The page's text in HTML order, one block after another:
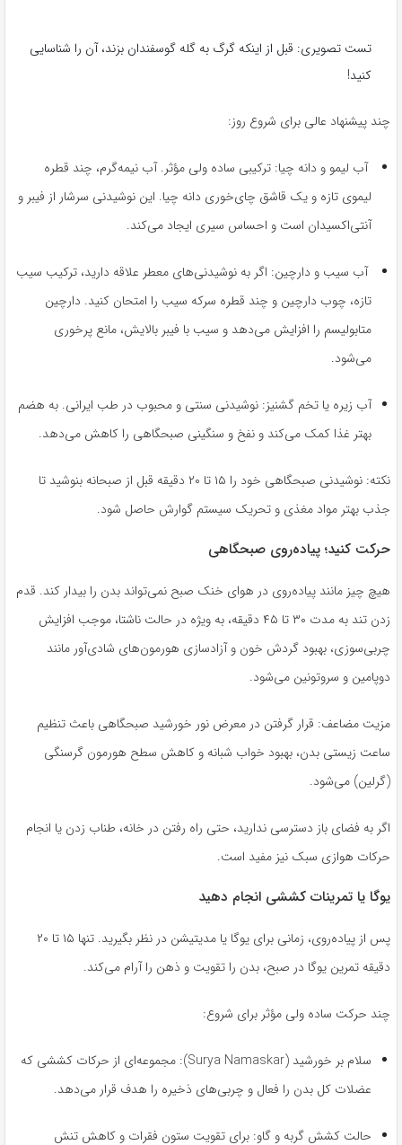
تست تصویری: قبل از اینکه گرگ به گله گوسفندان بزند، آن را شناسایی
کنید!
چند پیشنهاد عالی برای شروع روز:
آب لیمو و دانه چیا: ترکیبی ساده ولی مؤثر. آب نیمه‌گرم، چند قطره
لیموی تازه و یک قاشق چای‌خوری دانه چیا. این نوشیدنی سرشار از فیبر و
آنتی‌اکسیدان است و احساس سیری ایجاد می‌کند.
آب سیب و دارچین: اگر به نوشیدنی‌های معطر علاقه دارید، ترکیب سیب
تازه، چوب دارچین و چند قطره سرکه سیب را امتحان کنید. دارچین
متابولیسم را افزایش می‌دهد و سیب با فیبر بالایش، مانع پرخوری
می‌شود.
آب زیره یا تخم گشنیز: نوشیدنی سنتی و محبوب در طب ایرانی. به هضم
بهتر غذا کمک می‌کند و نفخ و سنگینی صبحگاهی را کاهش می‌دهد.
نکته: نوشیدنی صبحگاهی خود را ۱۵ تا ۲۰ دقیقه قبل از صبحانه بنوشید تا
جذب بهتر مواد مغذی و تحریک سیستم گوارش حاصل شود.
حرکت کنید؛ پیاده‌روی صبحگاهی
هیچ چیز مانند پیاده‌روی در هوای خنک صبح نمی‌تواند بدن را بیدار کند. قدم
زدن تند به مدت ۳۰ تا ۴۵ دقیقه، به ویژه در حالت ناشتا، موجب افزایش
چربی‌سوزی، بهبود گردش خون و آزادسازی هورمون‌های شادی‌آور مانند
دوپامین و سروتونین می‌شود.
مزیت مضاعف: قرار گرفتن در معرض نور خورشید صبحگاهی باعث تنظیم
ساعت زیستی بدن، بهبود خواب شبانه و کاهش سطح هورمون گرسنگی
(گرلین) می‌شود.
اگر به فضای باز دسترسی ندارید، حتی راه رفتن در خانه، طناب زدن یا انجام
حرکات هوازی سبک نیز مفید است.
یوگا یا تمرینات کششی انجام دهید
پس از پیاده‌روی، زمانی برای یوگا یا مدیتیشن در نظر بگیرید. تنها ۱۵ تا ۲۰
دقیقه تمرین یوگا در صبح، بدن را تقویت و ذهن را آرام می‌کند.
چند حرکت ساده ولی مؤثر برای شروع:
سلام بر خورشید (Surya Namaskar): مجموعه‌ای از حرکات کششی که
عضلات کل بدن را فعال و چربی‌های ذخیره را هدف قرار می‌دهد.
حالت کشش گربه و گاو: برای تقویت ستون فقرات و کاهش تنش